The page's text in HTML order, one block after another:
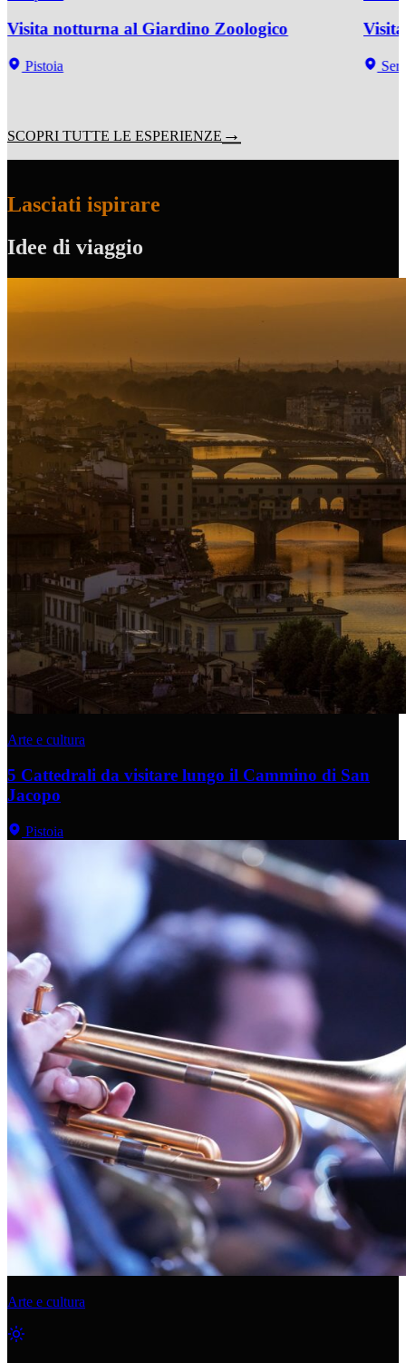
Visita notturna al Giardino Zoologico
Pistoia
SCOPRI TUTTE LE ESPERIENZE
Lasciati ispirare
Idee di viaggio
Arte e cultura
5 Cattedrali da visitare lungo il Cammino di San
Jacopo
Pistoia
Arte e cultura